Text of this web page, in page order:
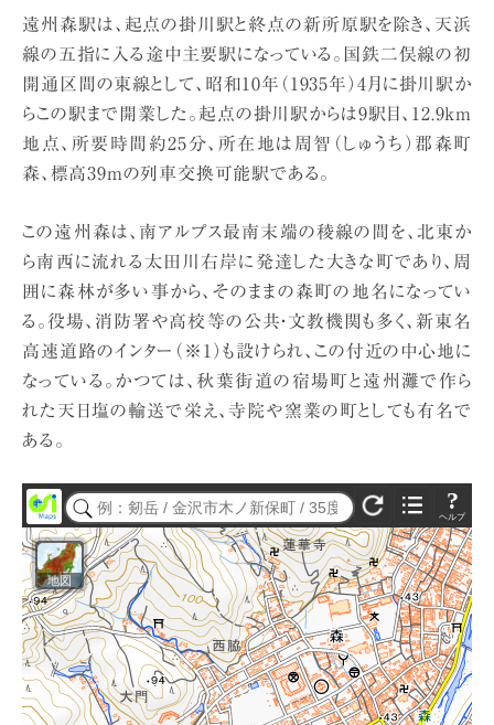
遠州森駅は、起点の掛川駅と終点の新所原駅を除き、天浜
線の五指に入る途中主要駅になっている。国鉄二俣線の初
開通区間の東線として、昭和10年（1935年）4月に掛川駅か
らこの駅まで開業した。起点の掛川駅からは9駅目、12.9km
地点、所要時間約25分、所在地は周智（しゅうち）郡森町
森、標高39mの列車交換可能駅である。
この遠州森は、南アルプス最南末端の稜線の間を、北東か
ら南西に流れる太田川右岸に発達した大きな町であり、周
囲に森林が多い事から、そのままの森町の地名になってい
る。役場、消防署や高校等の公共・文教機関も多く、新東名
高速道路のインター（※1）も設けられ、この付近の中心地に
なっている。かつては、秋葉街道の宿場町と遠州灘で作ら
れた天日塩の輸送で栄え、寺院や窯業の町としても有名で
ある。